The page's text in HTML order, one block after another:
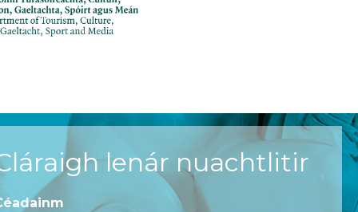
lenár nuachtlitir